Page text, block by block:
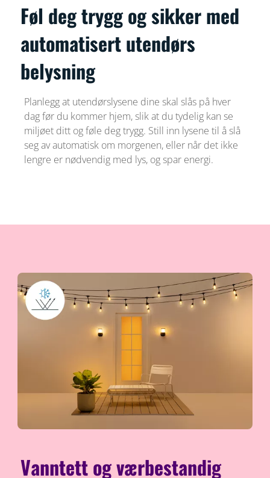
Føl deg trygg og sikker med
automatisert utendørs
belysning
Planlegg at utendørslysene dine skal slås på hver
dag før du kommer hjem, slik at du tydelig kan se
miljøet ditt og føle deg trygg. Still inn lysene til å slå
seg av automatisk om morgenen, eller når det ikke
lengre er nødvendig med lys, og spar energi.
Vanntett og værbestandig